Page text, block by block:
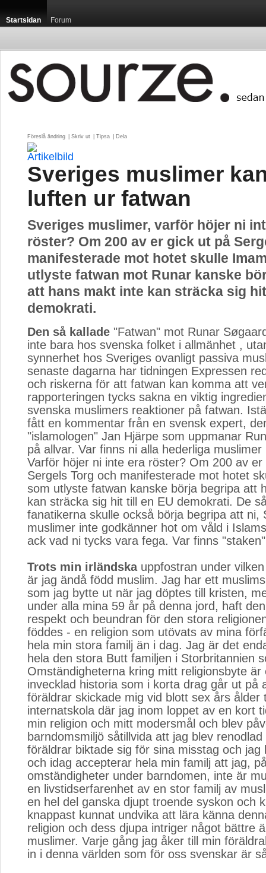
Startsidan Forum
Föreslå ändring Skriv ut Tipsa Dela
Sveriges muslimer
luften ur fatwan
Sveriges muslimer, varför höjer ni
röster? Om 200 av er gick ut på
manifesterade mot hotet skulle
utlyste fatwan mot Runar kanske
att hans makt inte kan sträcka sig
demokrati.
Den så kallade "Fatwan" mot Runar
inte bara hos svenska folket i allmänhet ,
synnerhet hos Sveriges ovanligt passiva
senaste dagarna har tidningen Expressen
och riskerna för att fatwan kan komma att
rapporteringen tycks sakna en viktig
svenska muslimers reaktioner på fatwan.
fått en kommentar från en svensk expert,
"islamologen" Jan Hjärpe som uppmanar
på allvar. Var finns ni alla hederliga muslimer
Varför höjer ni inte era röster? Om 200 av er
Sergels Torg och manifesterade mot hotet
som utlyste fatwan kanske börja begripa att
kan sträcka sig hit till en EU demokrati. De
fanatikerna skulle också börja begripa att ni,
muslimer inte godkänner hot om våld i
ack vad ni tycks vara fega. Var finns
Trots min irländskauppfostran under
är jag ändå född muslim. Jag har ett
som jag bytte ut när jag döptes till kristen,
under alla mina 59 år på denna jord, haft
respekt och beundran för den stora
föddes - en religion som utövats av mina
hela min stora familj än i dag. Jag är det
hela den stora Butt familjen i Storbritannien
Omständigheterna kring mitt religionsbyte är
invecklad historia som i korta drag går ut på
föräldrar skickade mig vid blott sex års ålder
internatskola där jag inom loppet av en kort
min religion och mitt modersmål och blev
barndomsmiljö såtillvida att jag blev
föräldrar biktade sig för sina misstag och jag
och idag accepterar hela min familj att jag,
omständigheter under barndomen, inte är
en livstidserfarenhet av en stor familj av
en hel del ganska djupt troende syskon och
knappast kunnat undvika att lära känna
religion och dess djupa intriger något bättre
muslimer. Varje gång jag åker till min
in i denna världen som för oss svenskar är